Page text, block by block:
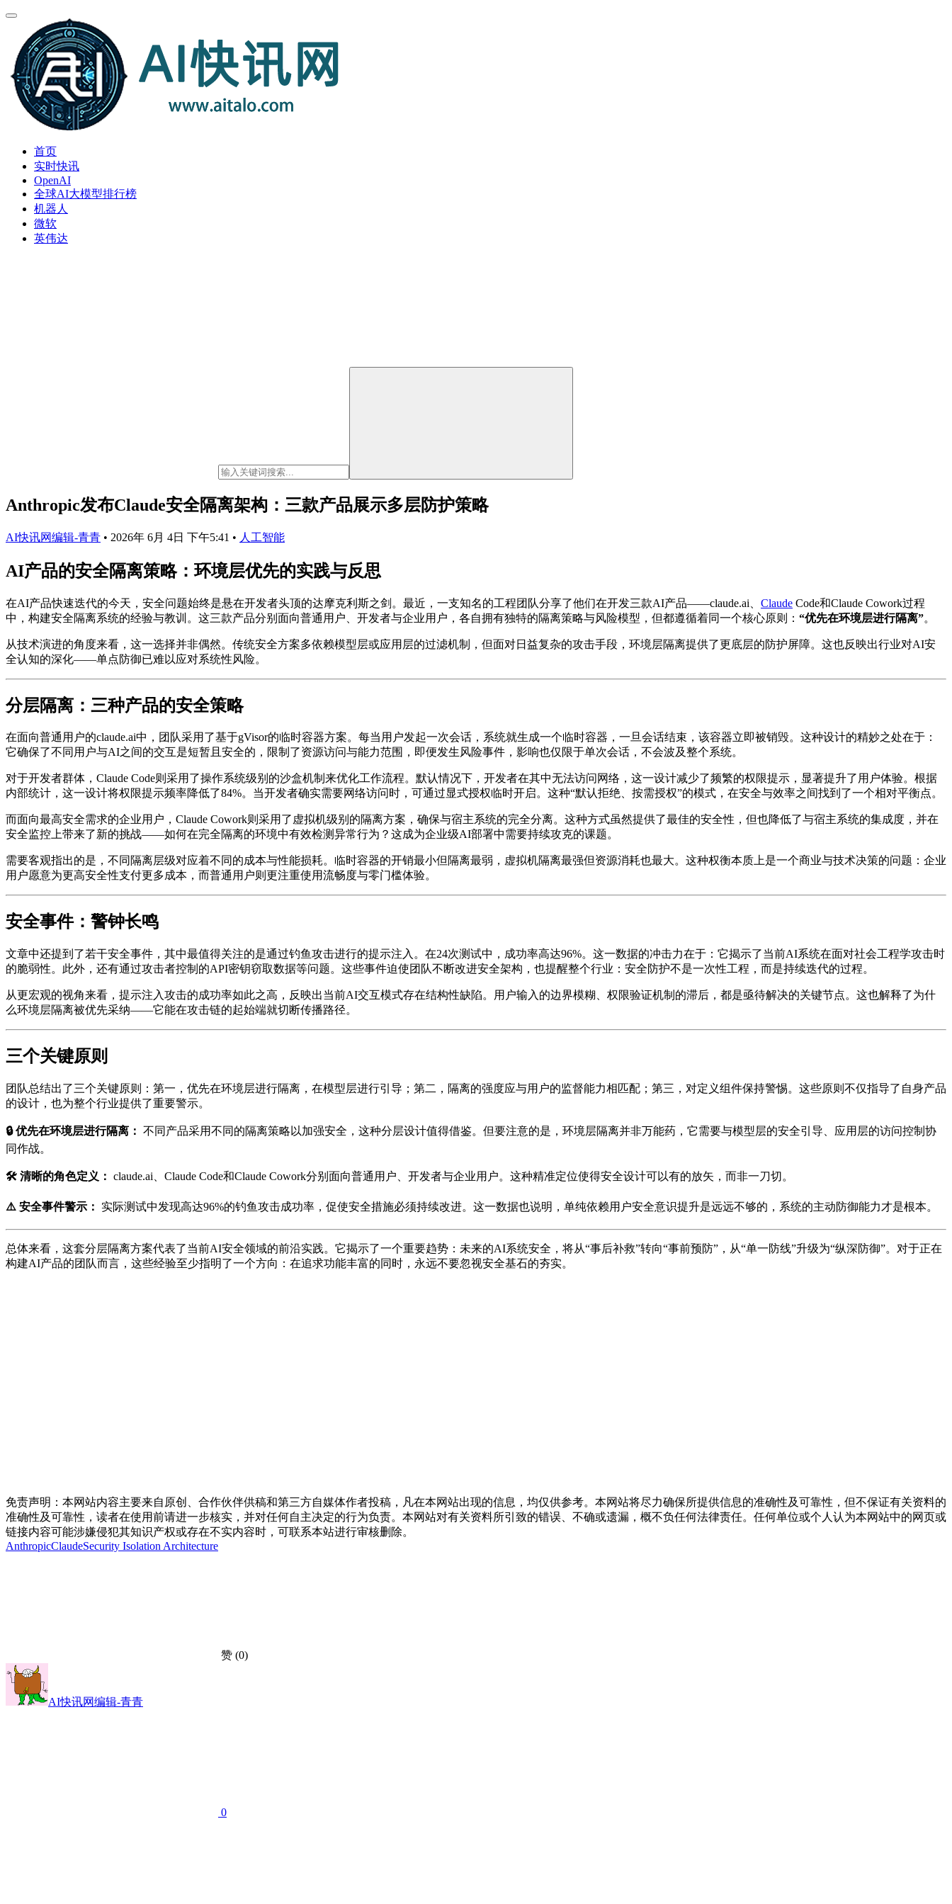
首页
实时快讯
OpenAI
全球AI大模型排行榜
机器人
微软
英伟达
Anthropic发布Claude安全隔离架构：三款产品展示多层防护策略
AI快讯网编辑-青青 • 2026年 6月 4日 下午5:41 • 人工智能
AI产品的安全隔离策略：环境层优先的实践与反思
在AI产品快速迭代的今天，安全问题始终是悬在开发者头顶的达摩克利斯之剑。最近，一支知名的工程团队分享了他们在开发三款AI产品——claude.ai、 Claude Code和Claude Cowork过程
中，构建安全隔离系统的经验与教训。这三款产品分别面向普通用户、开发者与企业用户，各自拥有独特的隔离策略与风险模型，但都遵循着同一个核心原则： “优先在环境层进行隔离”。
从技术演进的角度来看，这一选择并非偶然。传统安全方案多依赖模型层或应用层的过滤机制，但面对日益复杂的攻击手段，环境层隔离提供了更底层的防护屏障。这也反映出行业对AI安
全认知的深化——单点防御已难以应对系统性风险。
分层隔离：三种产品的安全策略
在面向普通用户的claude.ai中，团队采用了基于gVisor的临时容器方案。每当用户发起一次会话，系统就生成一个临时容器，一旦会话结束，该容器立即被销毁。这种设计的精妙之处在于：
它确保了不同用户与AI之间的交互是短暂且安全的，限制了资源访问与能力范围，即便发生风险事件，影响也仅限于单次会话，不会波及整个系统。
对于开发者群体，Claude Code则采用了操作系统级别的沙盒机制来优化工作流程。默认情况下，开发者在其中无法访问网络，这一设计减少了频繁的权限提示，显著提升了用户体验。根据
内部统计，这一设计将权限提示频率降低了84%。当开发者确实需要网络访问时，可通过显式授权临时开启。这种“默认拒绝、按需授权”的模式，在安全与效率之间找到了一个相对平衡点。
而面向最高安全需求的企业用户，Claude Cowork则采用了虚拟机级别的隔离方案，确保与宿主系统的完全分离。这种方式虽然提供了最佳的安全性，但也降低了与宿主系统的集成度，并在
安全监控上带来了新的挑战——如何在完全隔离的环境中有效检测异常行为？这成为企业级AI部署中需要持续攻克的课题。
需要客观指出的是，不同隔离层级对应着不同的成本与性能损耗。临时容器的开销最小但隔离最弱，虚拟机隔离最强但资源消耗也最大。这种权衡本质上是一个商业与技术决策的问题：企业
用户愿意为更高安全性支付更多成本，而普通用户则更注重使用流畅度与零门槛体验。
安全事件：警钟长鸣
文章中还提到了若干安全事件，其中最值得关注的是通过钓鱼攻击进行的提示注入。在24次测试中，成功率高达96%。这一数据的冲击力在于：它揭示了当前AI系统在面对社会工程学攻击时
的脆弱性。此外，还有通过攻击者控制的API密钥窃取数据等问题。这些事件迫使团队不断改进安全架构，也提醒整个行业：安全防护不是一次性工程，而是持续迭代的过程。
从更宏观的视角来看，提示注入攻击的成功率如此之高，反映出当前AI交互模式存在结构性缺陷。用户输入的边界模糊、权限验证机制的滞后，都是亟待解决的关键节点。这也解释了为什
么环境层隔离被优先采纳——它能在攻击链的起始端就切断传播路径。
三个关键原则
团队总结出了三个关键原则：第一，优先在环境层进行隔离，在模型层进行引导；第二，隔离的强度应与用户的监督能力相匹配；第三，对定义组件保持警惕。这些原则不仅指导了自身产品
的设计，也为整个行业提供了重要警示。
🔒 优先在环境层进行隔离： 不同产品采用不同的隔离策略以加强安全，这种分层设计值得借鉴。但要注意的是，环境层隔离并非万能药，它需要与模型层的安全引导、应用层的访问控制协
同作战。
🛠️ 清晰的角色定义： claude.ai、Claude Code和Claude Cowork分别面向普通用户、开发者与企业用户。这种精准定位使得安全设计可以有的放矢，而非一刀切。
⚠️ 安全事件警示： 实际测试中发现高达96%的钓鱼攻击成功率，促使安全措施必须持续改进。这一数据也说明，单纯依赖用户安全意识提升是远远不够的，系统的主动防御能力才是根本。
总体来看，这套分层隔离方案代表了当前AI安全领域的前沿实践。它揭示了一个重要趋势：未来的AI系统安全，将从“事后补救”转向“事前预防”，从“单一防线”升级为“纵深防御”。对于正在
构建AI产品的团队而言，这些经验至少指明了一个方向：在追求功能丰富的同时，永远不要忽视安全基石的夯实。
免责声明：本网站内容主要来自原创、合作伙伴供稿和第三方自媒体作者投稿，凡在本网站出现的信息，均仅供参考。本网站将尽力确保所提供信息的准确性及可靠性，但不保证有关资料的
准确性及可靠性，读者在使用前请进一步核实，并对任何自主决定的行为负责。本网站对有关资料所引致的错误、不确或遗漏，概不负任何法律责任。任何单位或个人认为本网站中的网页或
链接内容可能涉嫌侵犯其知识产权或存在不实内容时，可联系本站进行审核删除。
AnthropicClaudeSecurity Isolation Architecture
赞 (0)
AI快讯网编辑-青青
0